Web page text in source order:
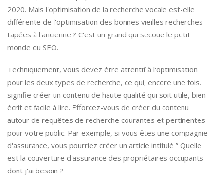
2020. Mais l'optimisation de la recherche vocale est-elle
différente de l'optimisation des bonnes vieilles recherches
tapées à l'ancienne ? C'est un grand qui secoue le petit
monde du SEO.
Techniquement, vous devez être attentif à l'optimisation
pour les deux types de recherche, ce qui, encore une fois,
signifie créer un contenu de haute qualité qui soit utile, bien
écrit et facile à lire. Efforcez-vous de créer du contenu
autour de requêtes de recherche courantes et pertinentes
pour votre public. Par exemple, si vous êtes une compagnie
d'assurance, vous pourriez créer un article intitulé ” Quelle
est la couverture d'assurance des propriétaires occupants
dont j'ai besoin ?